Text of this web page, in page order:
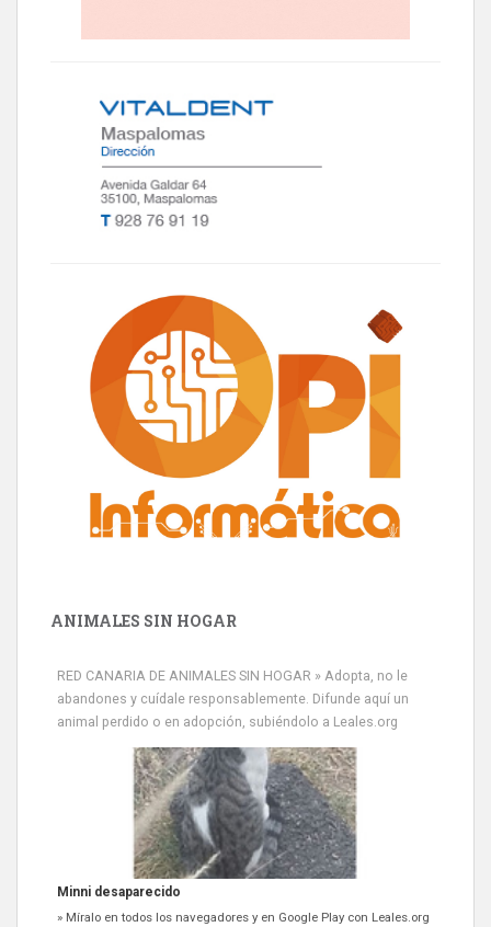
ANIMALES SIN HOGAR
RED CANARIA DE ANIMALES SIN HOGAR » Adopta, no le
abandones y cuídale responsablemente. Difunde aquí un
animal perdido o en adopción, subiéndolo a Leales.org
Siami Perdida
Se llama Siami,es hembra de 4 años,esterilizada con marca de